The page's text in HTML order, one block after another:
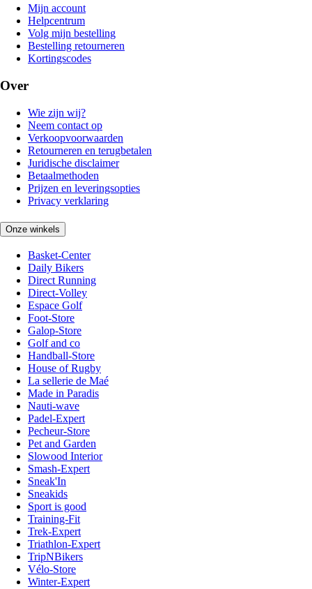
Mijn account
Helpcentrum
Volg mijn bestelling
Bestelling retourneren
Kortingscodes
Over
Wie zijn wij?
Neem contact op
Verkoopvoorwaarden
Retourneren en terugbetalen
Juridische disclaimer
Betaalmethoden
Prijzen en leveringsopties
Privacy verklaring
Onze winkels
Basket-Center
Daily Bikers
Direct Running
Direct-Volley
Espace Golf
Foot-Store
Galop-Store
Golf and co
Handball-Store
House of Rugby
La sellerie de Maé
Made in Paradis
Nauti-wave
Padel-Expert
Pecheur-Store
Pet and Garden
Slowood Interior
Smash-Expert
Sneak'In
Sneakids
Sport is good
Training-Fit
Trek-Expert
Triathlon-Expert
TripNBikers
Vélo-Store
Winter-Expert